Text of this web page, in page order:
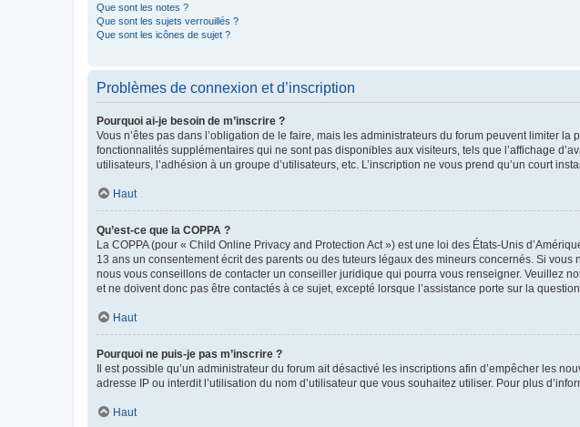
Que sont les notes ?
Que sont les sujets verrouillés ?
Que sont les icônes de sujet ?
Problèmes de connexion et d’inscription
Pourquoi ai-je besoin de m’inscrire ?
Vous n’êtes pas dans l’obligation de le faire, mais les administrateurs du forum peuvent limiter
fonctionnalités supplémentaires qui ne sont pas disponibles aux visiteurs, tels que l’affichage
utilisateurs, l’adhésion à un groupe d’utilisateurs, etc. L’inscription ne vous prend qu’un court
Haut
Qu’est-ce que la COPPA ?
La COPPA (pour « Child Online Privacy and Protection Act ») est une loi des États-Unis
13 ans un consentement écrit des parents ou des tuteurs légaux des mineurs concernés. Si
nous vous conseillons de contacter un conseiller juridique qui pourra vous renseigner. Veuillez
et ne doivent donc pas être contactés à ce sujet, excepté lorsque l’assistance porte sur la
Haut
Pourquoi ne puis-je pas m’inscrire ?
Il est possible qu’un administrateur du forum ait désactivé les inscriptions afin d’empêcher les
adresse IP ou interdit l’utilisation du nom d’utilisateur que vous souhaitez utiliser. Pour plus
Haut